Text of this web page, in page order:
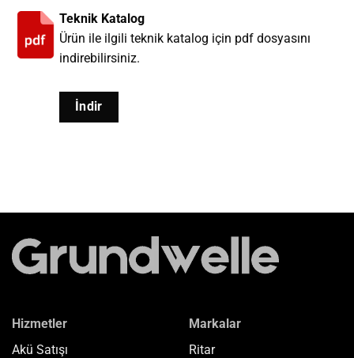
Teknik Katalog
Ürün ile ilgili teknik katalog için pdf dosyasını
indirebilirsiniz.
İndir
Hizmetler
Akü Satışı
Markalar
Ritar